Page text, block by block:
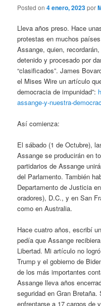
Posted on4 enero, 2023por
Lleva años preso. Hace
protestas en muchos
Assange, quien,
detenido y procesado por
“clasificados”. James
el Mises Wire un artículo
democracia de impunidad”:
assange-y-nuestra-
Así comienza:
El sábado (1 de Octubre),
Assange se producirán en
partidarios de Assange
del Parlamento. También
Departamento de Justicia
oradores), D.C., y en San
como en Australia.
Hace cuatro años, escribí
pedía que Assange
Libertad. Mi artículo no
Trump y el gobierno de
de los más importantes
Assange lleva años
seguridad en Gran
enfrentarse a 17 cargos de